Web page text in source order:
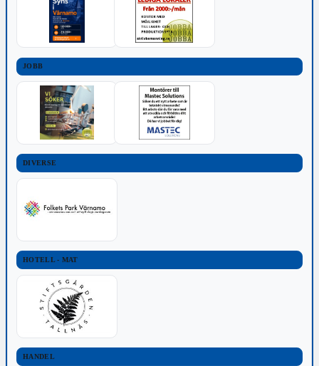
JOBB
DIVERSE
HOTELL - MAT
HANDEL